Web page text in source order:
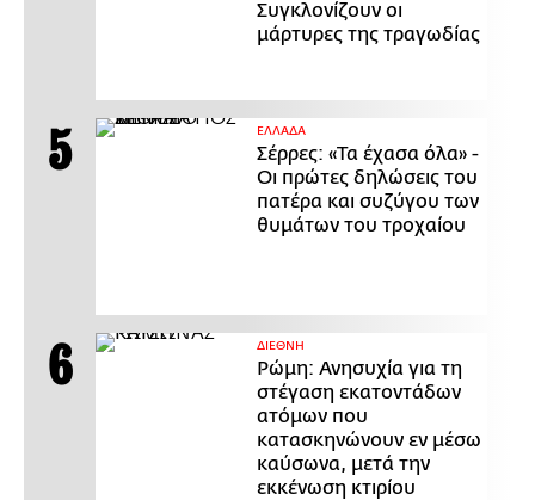
Συγκλονίζουν οι
μάρτυρες της τραγωδίας
ΕΛΛΑΔΑ
Σέρρες: «Τα έχασα όλα» -
Οι πρώτες δηλώσεις του
πατέρα και συζύγου των
θυμάτων του τροχαίου
ΔΙΕΘΝΗ
Ρώμη: Ανησυχία για τη
στέγαση εκατοντάδων
ατόμων που
κατασκηνώνουν εν μέσω
καύσωνα, μετά την
εκκένωση κτιρίου